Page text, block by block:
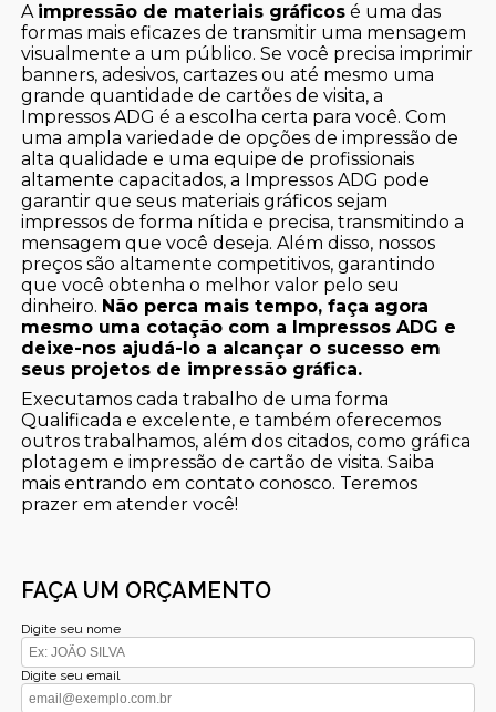
A impressão de materiais gráficos é uma das
formas mais eficazes de transmitir uma mensagem
visualmente a um público. Se você precisa imprimir
banners, adesivos, cartazes ou até mesmo uma
grande quantidade de cartões de visita, a
Impressos ADG é a escolha certa para você. Com
uma ampla variedade de opções de impressão de
alta qualidade e uma equipe de profissionais
altamente capacitados, a Impressos ADG pode
garantir que seus materiais gráficos sejam
impressos de forma nítida e precisa, transmitindo a
mensagem que você deseja. Além disso, nossos
preços são altamente competitivos, garantindo
que você obtenha o melhor valor pelo seu
dinheiro. Não perca mais tempo, faça agora
mesmo uma cotação com a Impressos ADG e
deixe-nos ajudá-lo a alcançar o sucesso em
seus projetos de impressão gráfica.
Executamos cada trabalho de uma forma
Qualificada e excelente, e também oferecemos
outros trabalhamos, além dos citados, como gráfica
plotagem e impressão de cartão de visita. Saiba
mais entrando em contato conosco. Teremos
prazer em atender você!
FAÇA UM ORÇAMENTO
Digite seu nome
Digite seu email